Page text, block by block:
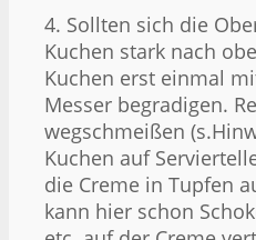
4. Sollten sich die
Kuchen stark nach
Kuchen erst einmal
Messer begradigen.
wegschmeißen
Kuchen auf
die Creme in Tupfen
kann hier schon